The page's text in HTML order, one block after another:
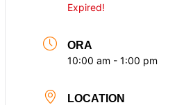
Expired!
ORA
10:00 am - 1:00 pm
LOCATION